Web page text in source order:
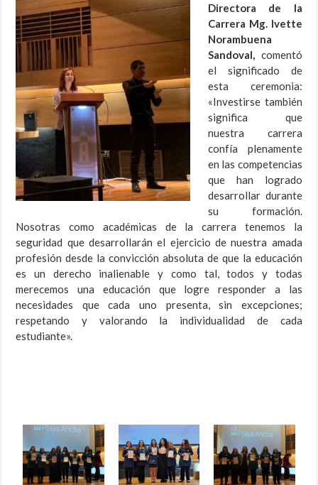
Directora de la
Carrera Mg. Ivette
Norambuena
Sandoval, comentó
el significado de
esta ceremonia:
«Investirse también
significa que
nuestra carrera
confía plenamente
en las competencias
que han logrado
desarrollar durante
su formación.
Nosotras como académicas de la carrera tenemos la
seguridad que desarrollarán el ejercicio de nuestra amada
profesión desde la convicción absoluta de que la educación
es un derecho inalienable y como tal, todos y todas
merecemos una educación que logre responder a las
necesidades que cada uno presenta, sin excepciones;
respetando y valorando la individualidad de cada
estudiante».